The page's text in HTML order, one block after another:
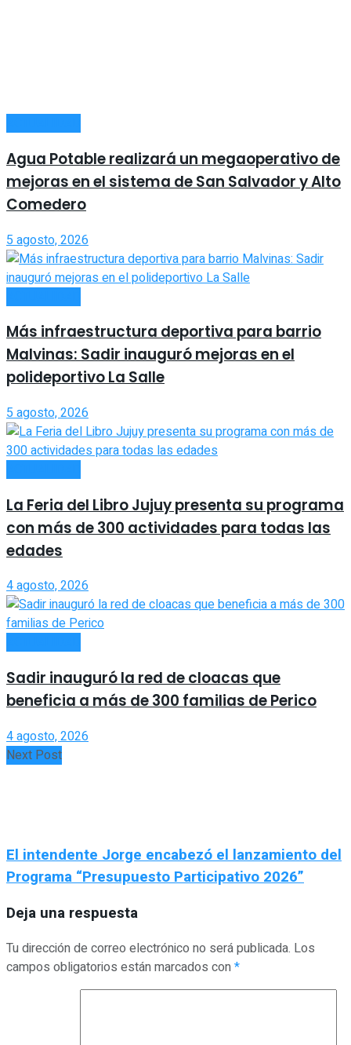
Agua Potable realizará un megaoperativo de
mejoras en el sistema de San Salvador y Alto
Comedero
5 agosto, 2026
Más infraestructura deportiva para barrio
Malvinas: Sadir inauguró mejoras en el
polideportivo La Salle
5 agosto, 2026
La Feria del Libro Jujuy presenta su programa
con más de 300 actividades para todas las
edades
4 agosto, 2026
Sadir inauguró la red de cloacas que
beneficia a más de 300 familias de Perico
4 agosto, 2026
Next Post
El intendente Jorge encabezó el lanzamiento del
Programa “Presupuesto Participativo 2026”
Deja una respuesta
Tu dirección de correo electrónico no será publicada. Los
campos obligatorios están marcados con*